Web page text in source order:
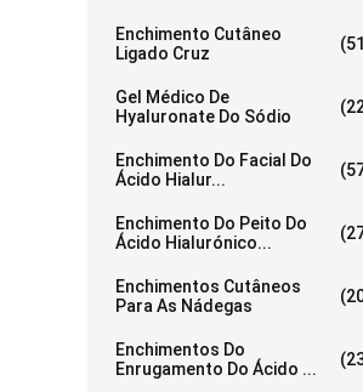
Enchimento Cutâneo
Ligado Cruz
Gel Médico De
Hyaluronate Do Sódio
Enchimento Do Facial Do
Ácido Hialur...
Enchimento Do Peito Do
Ácido Hialurónico...
Enchimentos Cutâneos
Para As Nádegas
Enchimentos Do
Enrugamento Do Ácido ...